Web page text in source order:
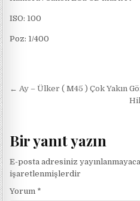
ISO: 100
Poz: 1/400
Yazı gezinmesi
← Ay – Ülker ( M45 ) Çok Yakın
Bir yanıt yazın
E-posta adresiniz
işaretlenmişlerdir
Yorum *